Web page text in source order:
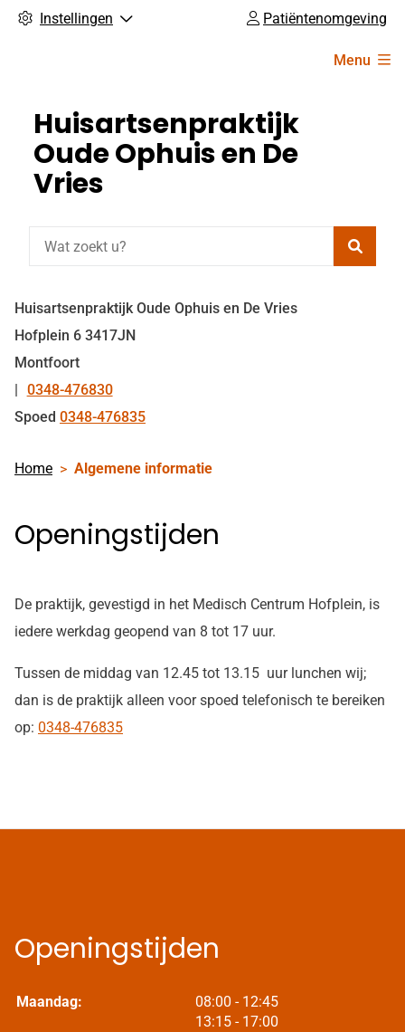
Instellingen Patiëntenomgeving
Menu
Huisartsenpraktijk
Oude Ophuis en De
Vries
Huisartsenpraktijk Oude Ophuis en De Vries
Hofplein 6 3417JN
Montfoort
Tel:
0348-476830
Spoed 0348-476835
Home Algemene informatie
Openingstijden
De praktijk, gevestigd in het Medisch Centrum Hofplein, is
iedere werkdag geopend van 8 tot 17 uur.
Tussen de middag van 12.45 tot 13.15 uur lunchen wij;
dan is de praktijk alleen voor spoed telefonisch te bereiken
op: 0348-476835
Openingstijden
Maandag: 08:00 tot
- 12:45
13:15 tot
- 17:00